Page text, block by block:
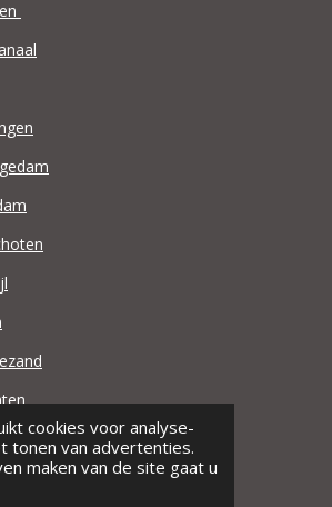
cookies voor analyse-
tonen van advertenties.
maken van de site gaat u
Zandhandel Noord.nl